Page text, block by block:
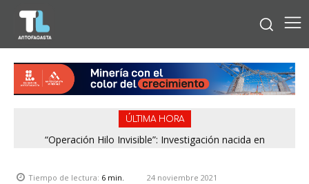
ÚLTIMA HORA
“Operación Hilo Invisible”: Investigación nacida en
Tiempo de lectura: 6 min. 24 noviembre 2021